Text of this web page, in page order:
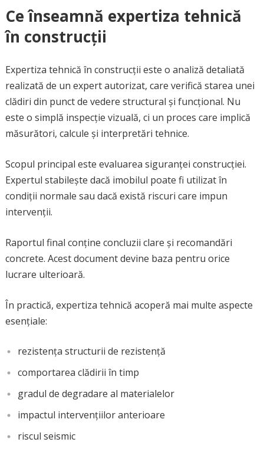
Ce înseamnă expertiza tehnică
în construcții
Expertiza tehnică în construcții este o analiză detaliată
realizată de un expert autorizat, care verifică starea unei
clădiri din punct de vedere structural și funcțional. Nu
este o simplă inspecție vizuală, ci un proces care implică
măsurători, calcule și interpretări tehnice.
Scopul principal este evaluarea siguranței construcției.
Expertul stabilește dacă imobilul poate fi utilizat în
condiții normale sau dacă există riscuri care impun
intervenții.
Raportul final conține concluzii clare și recomandări
concrete. Acest document devine baza pentru orice
lucrare ulterioară.
În practică, expertiza tehnică acoperă mai multe aspecte
esențiale:
rezistența structurii de rezistență
comportarea clădirii în timp
gradul de degradare al materialelor
impactul intervențiilor anterioare
riscul seismic